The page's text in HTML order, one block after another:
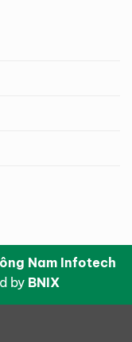
Nam Infotech
by BNIX